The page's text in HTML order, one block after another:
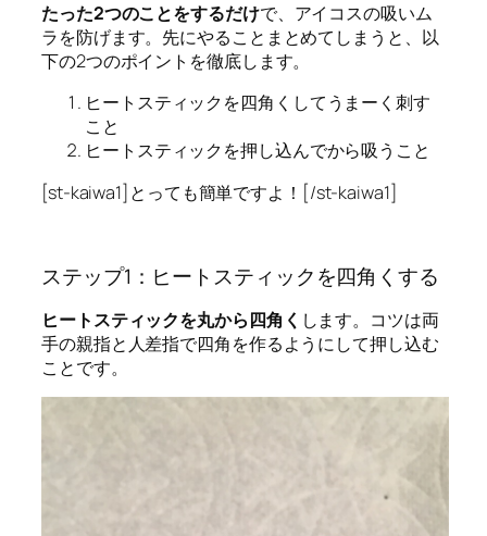
たった2つのことをするだけで、アイコスの吸いム
ラを防げます。先にやることまとめてしまうと、以
下の2つのポイントを徹底します。
ヒートスティックを四角くしてうまーく刺す
こと
ヒートスティックを押し込んでから吸うこと
[st-kaiwa1]とっても簡単ですよ！[/st-kaiwa1]
ステップ1：ヒートスティックを四角くする
ヒートスティックを丸から四角く します。コツは両
手の親指と人差指で四角を作るようにして押し込む
ことです。